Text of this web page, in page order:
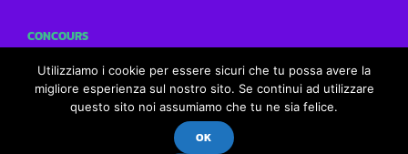
CONCOURS
CONTACTS
Utilizziamo i cookie per essere sicuri che tu possa avere la
migliore esperienza sul nostro sito. Se continui ad utilizzare
questo sito noi assumiamo che tu ne sia felice.
OK